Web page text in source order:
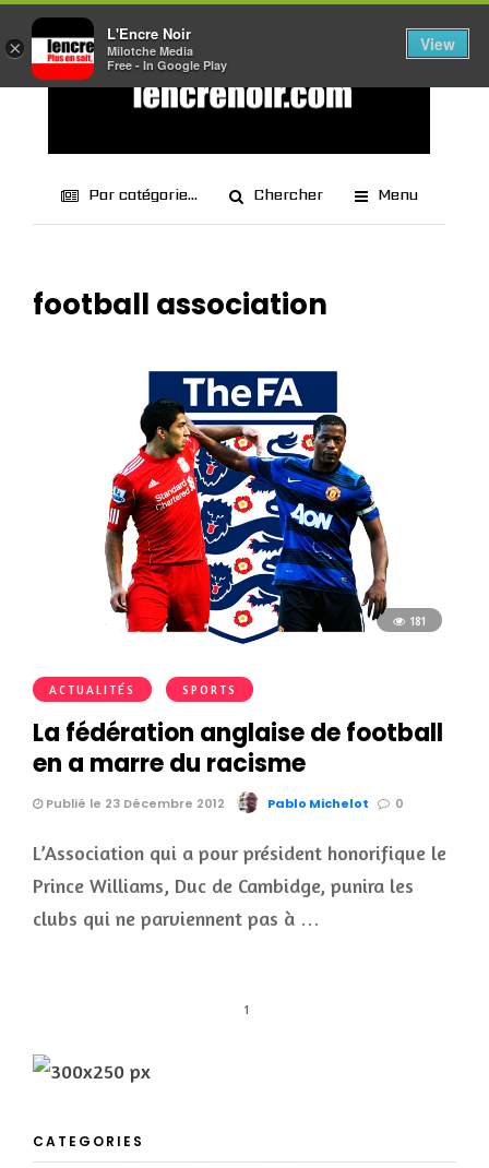
Par catégorie... Chercher Menu
football association
181
ACTUALITÉS SPORTS
La fédération anglaise de football
en a marre du racisme
Publié le 23 Décembre 2012 Pablo Michelot 0
L’Association qui a pour président honorifique le
Prince Williams, Duc de Cambidge, punira les
clubs qui ne parviennent pas à …
1
CATEGORIES
×
L'Encre Noir
Milotche Media
Free - In Google Play
View